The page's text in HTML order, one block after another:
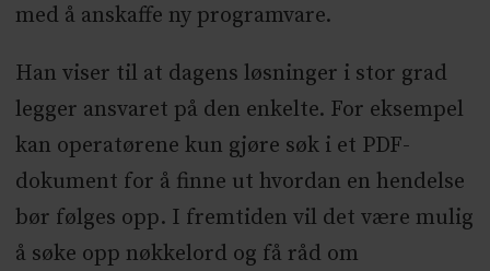
som er inngått med selskapet Locus
år, og en verdi på 479 millioner
kroner.Første implementering starter om
to år.
med å anskaffe ny programvare.
Han viser til at dagens løsninger i stor grad
legger ansvaret på den enkelte. For eksempel
kan operatørene kun gjøre søk i et PDF-
dokument for å finne ut hvordan en hendelse
bør følges opp. I fremtiden vil det være mulig
å søke opp nøkkelord og få råd om